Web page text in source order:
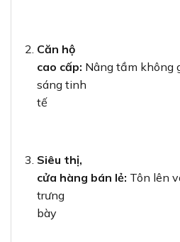
Căn hộ
cao cấp: Nâng tầm không
sáng tinh
tế
Siêu thị,
cửa hàng bán lẻ: Tôn lên
trưng
bày